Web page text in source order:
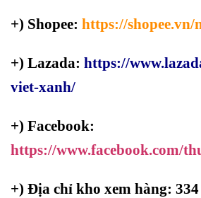
+) Shopee: https://
+) Lazada: https://
viet-xanh/
+) Facebook:
https://www.facebook.com/
+) Địa chỉ kho xem hàng: